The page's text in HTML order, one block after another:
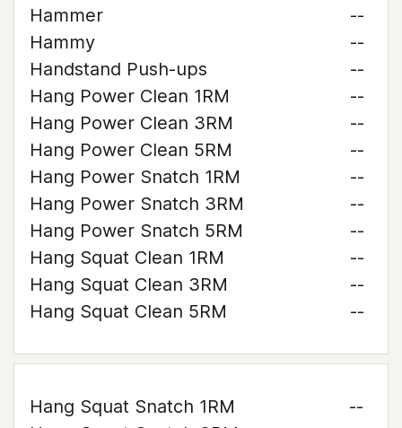
Hammer
--
Hammy
--
Handstand Push-ups
--
Hang Power Clean 1RM
--
Hang Power Clean 3RM
--
Hang Power Clean 5RM
--
Hang Power Snatch 1RM
--
Hang Power Snatch 3RM
--
Hang Power Snatch 5RM
--
Hang Squat Clean 1RM
--
Hang Squat Clean 3RM
--
Hang Squat Clean 5RM
--
Hang Squat Snatch 1RM
--